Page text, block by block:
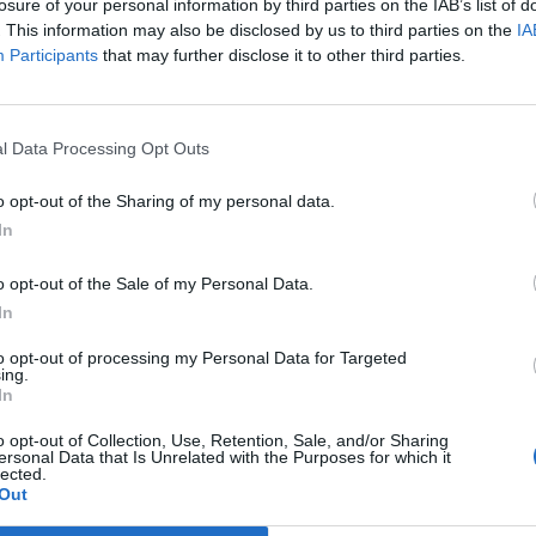
of your personal information by third parties on the IAB’s list of
This information may also be disclosed by us to third parties on the
Participants that may further disclose it to other third parties.
Data Processing Opt Outs
opt-out of the Sharing of my personal data.
opt-out of the Sale of my Personal Data.
opt-out of processing my Personal Data for Targeted
opt-out of Collection, Use, Retention, Sale, and/or Sharing
Data that Is Unrelated with the Purposes for which it
och den inspirerande, vänliga och dynamiska
Dessutom är det i hantverkssegmentet all tillväxt
där. Det är den främsta anledningen till att jag beslutade
företaget och jag försöker nu att hjälpa
miljövänliga och minska utsläppen, Kim Christian